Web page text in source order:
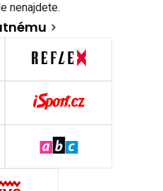
nenajdete.